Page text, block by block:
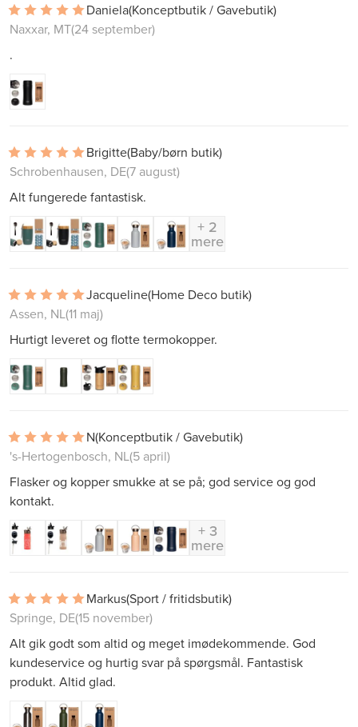
Daniela(Konceptbutik / Gavebutik)
Naxxar, MT(24 september)
.
Brigitte(Baby/børn butik)
Schrobenhausen, DE(7 august)
Alt fungerede fantastisk.
+ 2
mere
Jacqueline(Home Deco butik)
Assen, NL(11 maj)
Hurtigt leveret og flotte termokopper.
N(Konceptbutik / Gavebutik)
's-Hertogenbosch, NL(5 april)
Flasker og kopper smukke at se på; god service og god
kontakt.
+ 3
mere
Markus(Sport / fritidsbutik)
Springe, DE(15 november)
Alt gik godt som altid og meget imødekommende. God
kundeservice og hurtig svar på spørgsmål. Fantastisk
produkt. Altid glad.